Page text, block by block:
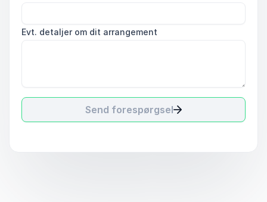
Evt. detaljer om dit arrangement
Send forespørgsel